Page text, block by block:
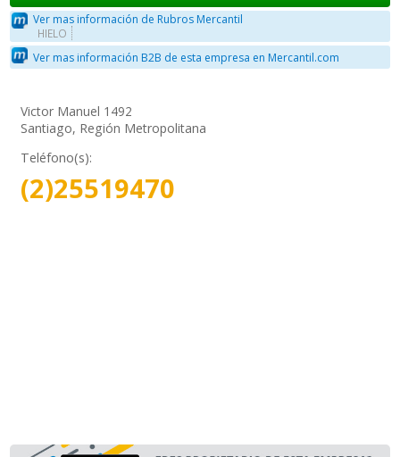
Ver mas información de Rubros Mercantil
HIELO
Ver mas información B2B de esta empresa en Mercantil.com
Victor Manuel 1492
Santiago, Región Metropolitana
Teléfono(s):
(2)25519470